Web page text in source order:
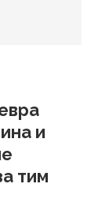
и
тим